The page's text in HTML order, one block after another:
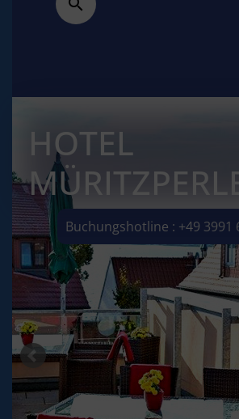
HOTEL
Buchungshotline : +49 3991